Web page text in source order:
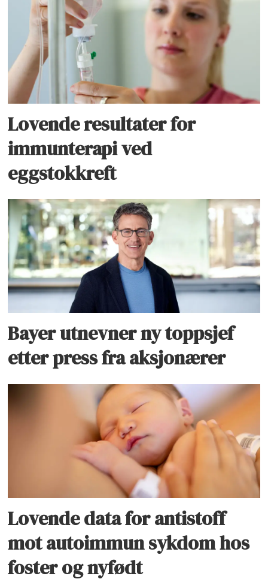
Lovende resultater for
immunterapi ved
eggstokkreft
Bayer utnevner ny toppsjef
etter press fra aksjonærer
Lovende data for antistoff
mot autoimmun sykdom hos
foster og nyfødt